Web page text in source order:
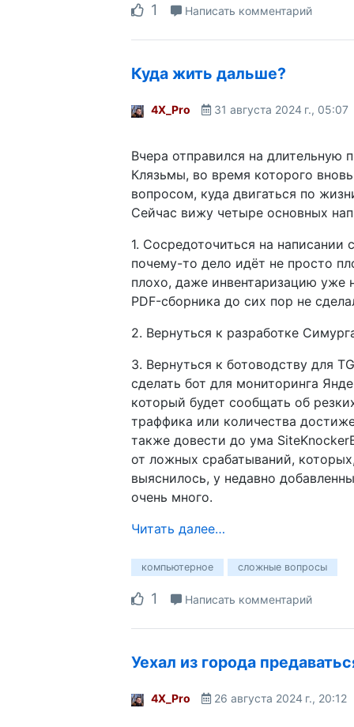
1 Написать комментарий
Куда жить дальше?
4X_Pro 31 августа 2024 г., 05:07
Вчера отправился на длительную
Клязьмы, во время которого
вопросом, куда двигаться по
Сейчас вижу четыре основных
1. Сосредоточиться на написании
почему-то дело идёт не просто
плохо, даже инвентаризацию уже
PDF-сборника до сих пор не
2. Вернуться к разработке
3. Вернуться к ботоводству для
сделать бот для мониторинга
который будет сообщать об
траффика или количества
также довести до ума
от ложных срабатываний,
выяснилось, у недавно
очень много.
Читать далее…
компьютерное сложные вопросы
1 Написать комментарий
Уехал из города
4X_Pro 26 августа 2024 г., 20:12